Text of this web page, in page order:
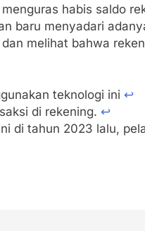
habis saldo
baru menyadari
melihat bahwa
teknologi ini ↩︎
di rekening. ↩︎
di tahun 2023 lalu,